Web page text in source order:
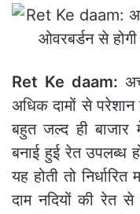
Ret Ke daam:
अधिक दामों से
बहुत जल्द ही बाजार
बनाई हुई रेत उपलब्ध
यह होती तो
दाम नदियों की रेत